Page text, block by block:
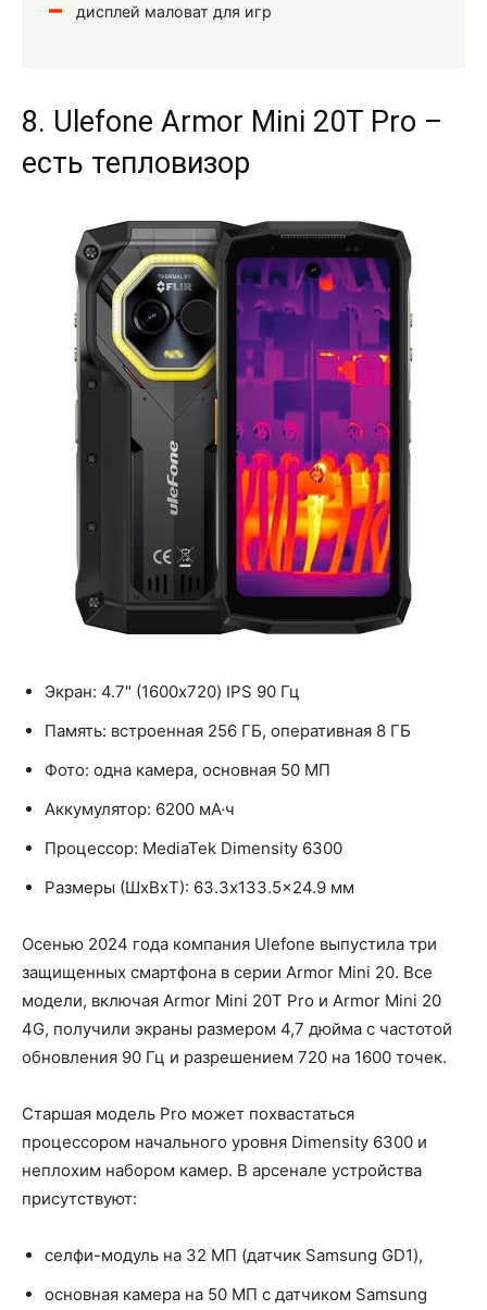
дисплей маловат для игр
8. Ulefone Armor Mini 20T Pro –
есть тепловизор
Экран: 4.7" (1600x720) IPS 90 Гц
Память: встроенная 256 ГБ, оперативная 8 ГБ
Фото: одна камера, основная 50 МП
Аккумулятор: 6200 мА·ч
Процессор: MediaTek Dimensity 6300
Размеры (ШxВxТ): 63.3x133.5x24.9 мм
Осенью 2024 года компания Ulefone выпустила три
защищенных смартфона в серии Armor Mini 20. Все
модели, включая Armor Mini 20T Pro и Armor Mini 20
4G, получили экраны размером 4,7 дюйма с частотой
обновления 90 Гц и разрешением 720 на 1600 точек.
Старшая модель Pro может похвастаться
процессором начального уровня Dimensity 6300 и
неплохим набором камер. В арсенале устройства
присутствуют:
селфи-модуль на 32 МП (датчик Samsung GD1),
основная камера на 50 МП с датчиком Samsung